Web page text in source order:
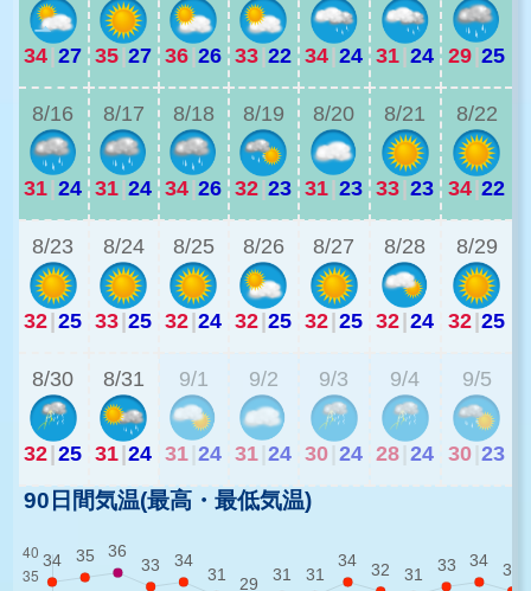
34|27 35|27 36|26 33|22 34|24 31|24 29|25
8/16
31|24
8/17
31|24
8/18
34|26
8/19
32|23
8/20
31|23
8/21
33|23
8/22
34|22
8/23
32|25
8/24
33|25
8/25
32|24
8/26
32|25
8/27
32|25
8/28
32|24
8/29
32|25
8/30
32|25
8/31
31|24
9/1
31 24
9/2
31 24
9/3
30 24
9/4
28 24
9/5
30 23
90日間気温(最高・最低気温)